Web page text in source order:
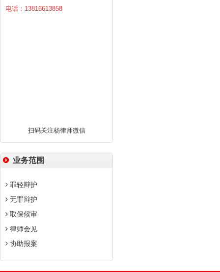
电话：13816613858
扫码关注杨律师微信
业务范围
罪轻辩护
无罪辩护
取保候审
律师会见
协助报案